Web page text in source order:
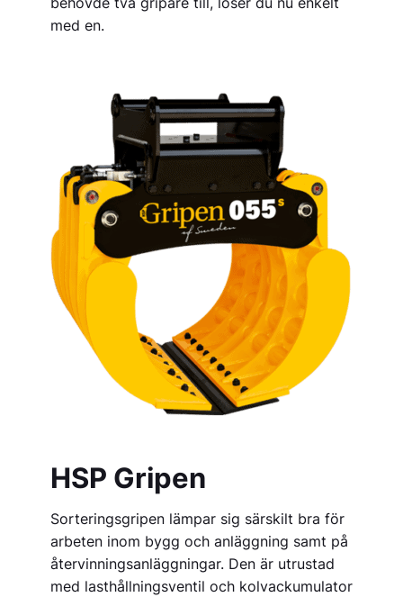
med en.
HSP Gripen
Sorteringsgripen lämpar sig särskilt bra för
arbeten inom bygg och anläggning samt på
återvinningsanläggningar. Den är utrustad
med lasthållningsventil och kolvackumulator